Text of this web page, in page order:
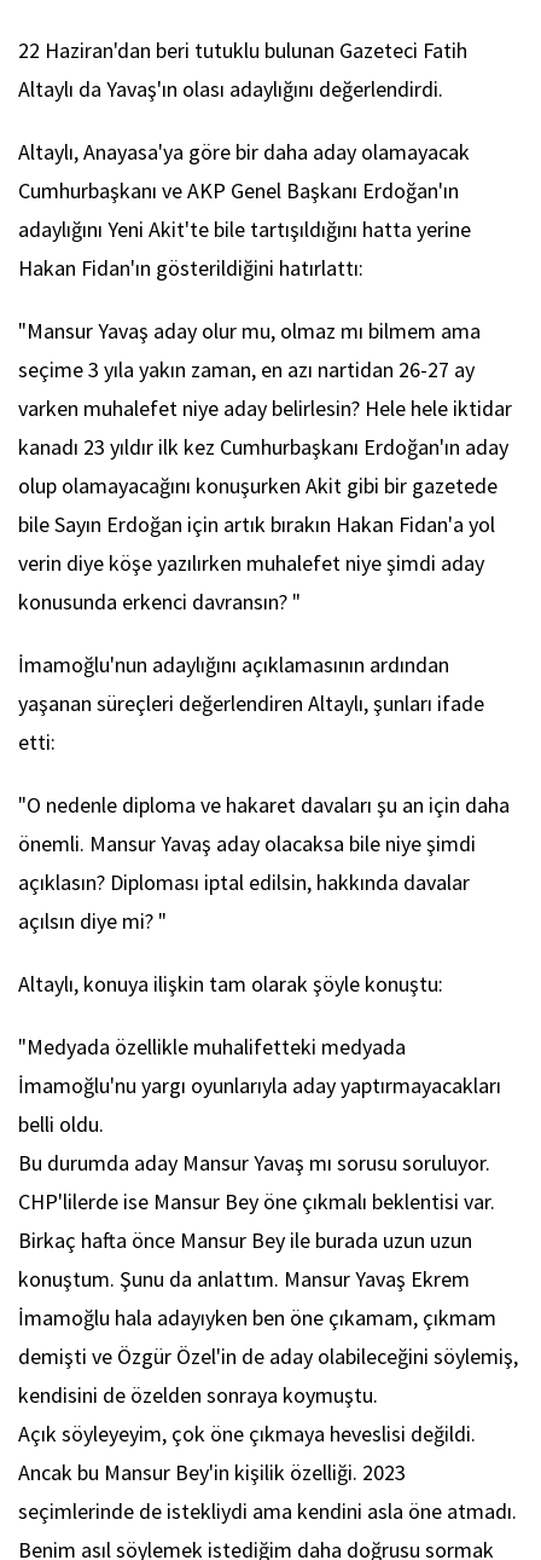
22 Haziran'dan beri tutuklu bulunan Gazeteci Fatih
Altaylı da Yavaş'ın olası adaylığını değerlendirdi.
Altaylı, Anayasa'ya göre bir daha aday olamayacak
Cumhurbaşkanı ve AKP Genel Başkanı Erdoğan'ın
adaylığını Yeni Akit'te bile tartışıldığını hatta yerine
Hakan Fidan'ın gösterildiğini hatırlattı:
"Mansur Yavaş aday olur mu, olmaz mı bilmem ama
seçime 3 yıla yakın zaman, en azı nartidan 26-27 ay
varken muhalefet niye aday belirlesin? Hele hele iktidar
kanadı 23 yıldır ilk kez Cumhurbaşkanı Erdoğan'ın aday
olup olamayacağını konuşurken Akit gibi bir gazetede
bile Sayın Erdoğan için artık bırakın Hakan Fidan'a yol
verin diye köşe yazılırken muhalefet niye şimdi aday
konusunda erkenci davransın? "
İmamoğlu'nun adaylığını açıklamasının ardından
yaşanan süreçleri değerlendiren Altaylı, şunları ifade
etti:
"O nedenle diploma ve hakaret davaları şu an için daha
önemli. Mansur Yavaş aday olacaksa bile niye şimdi
açıklasın? Diploması iptal edilsin, hakkında davalar
açılsın diye mi? "
Altaylı, konuya ilişkin tam olarak şöyle konuştu:
"Medyada özellikle muhalifetteki medyada
İmamoğlu'nu yargı oyunlarıyla aday yaptırmayacakları
belli oldu.
Bu durumda aday Mansur Yavaş mı sorusu soruluyor.
CHP'lilerde ise Mansur Bey öne çıkmalı beklentisi var.
Birkaç hafta önce Mansur Bey ile burada uzun uzun
konuştum. Şunu da anlattım. Mansur Yavaş Ekrem
İmamoğlu hala adayıyken ben öne çıkamam, çıkmam
demişti ve Özgür Özel'in de aday olabileceğini söylemiş,
kendisini de özelden sonraya koymuştu.
Açık söyleyeyim, çok öne çıkmaya heveslisi değildi.
Ancak bu Mansur Bey'in kişilik özelliği. 2023
seçimlerinde de istekliydi ama kendini asla öne atmadı.
Benim asıl söylemek istediğim daha doğrusu sormak